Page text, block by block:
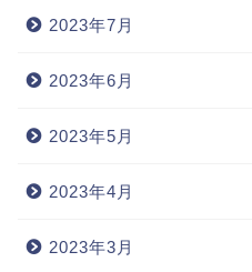
2023年7月
2023年6月
2023年5月
2023年4月
2023年3月